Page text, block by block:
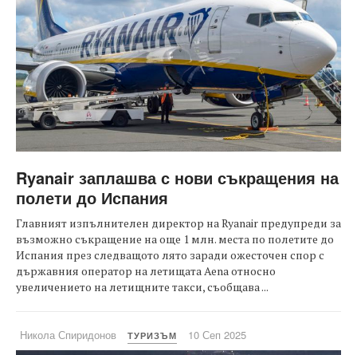
Ryanair заплашва с нови съкращения на
полети до Испания
Главният изпълнителен директор на Ryanair предупреди за
възможно съкращение на още 1 млн. места по полетите до
Испания през следващото лято заради ожесточен спор с
държавния оператор на летищата Aena относно
увеличението на летищните такси, съобщава ...
Никола Спиридонов ТУРИЗЪМ 10 Сеп 2025